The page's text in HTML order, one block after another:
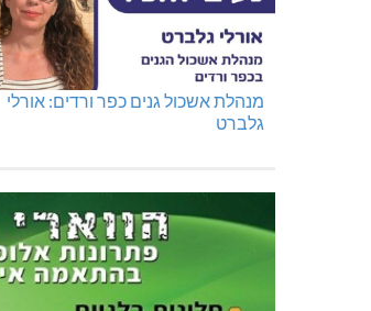
מנהלת אשכול גנים כפר ורדים: אורלי
גלברט